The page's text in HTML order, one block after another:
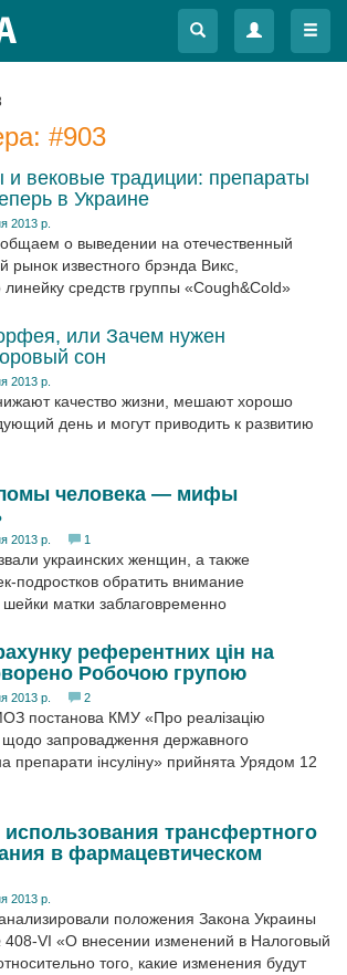
Меню
Меню
#903
вековые традиции: препараты
в Украине
2013 р.
о выведении на отечественный
рынок известного брэнда Викс,
средств группы «Cough&Сold»
или Зачем нужен
сон
2013 р.
качество жизни, мешают хорошо
день и могут приводить к развитию
человека — мифы
2013 р. 1
украинских женщин, а также
подростков обратить внимание
матки заблаговременно
референтних цін на
Робочою групою
2013 р. 2
постанова КМУ «Про реалізацію
щодо запровадження державного
препарати інсуліну» прийнята Урядом 12
трансфертного
в фармацевтическом
2013 р.
положения Закона Украины
VI «О внесении изменений в Налоговый
того, какие изменения будут